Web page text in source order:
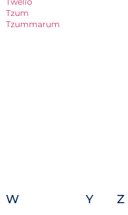
Tzum
Tzummarum
W Y Z